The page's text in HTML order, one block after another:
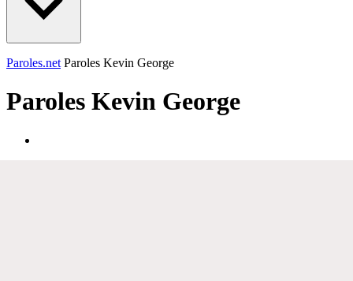
Paroles.net Paroles Kevin George
Paroles Kevin George